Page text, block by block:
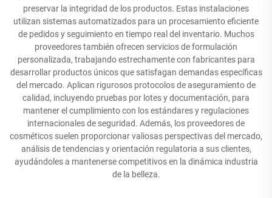
preservar la integridad de los productos. Estas instalaciones
utilizan sistemas automatizados para un procesamiento eficiente
de pedidos y seguimiento en tiempo real del inventario. Muchos
proveedores también ofrecen servicios de formulación
personalizada, trabajando estrechamente con fabricantes para
desarrollar productos únicos que satisfagan demandas específicas
del mercado. Aplican rigurosos protocolos de aseguramiento de
calidad, incluyendo pruebas por lotes y documentación, para
mantener el cumplimiento con los estándares y regulaciones
internacionales de seguridad. Además, los proveedores de
cosméticos suelen proporcionar valiosas perspectivas del mercado,
análisis de tendencias y orientación regulatoria a sus clientes,
ayudándoles a mantenerse competitivos en la dinámica industria
de la belleza.